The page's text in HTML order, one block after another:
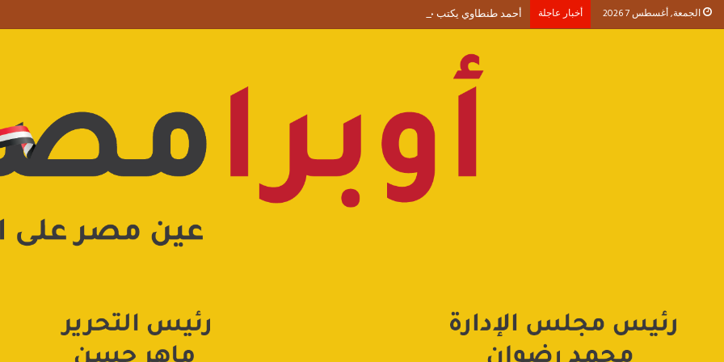
الجمعة, أغسطس 7 2026 أخبار عاجلة أحمد طنطاوي يكتب حين يصبح الوجود علامة استفهام